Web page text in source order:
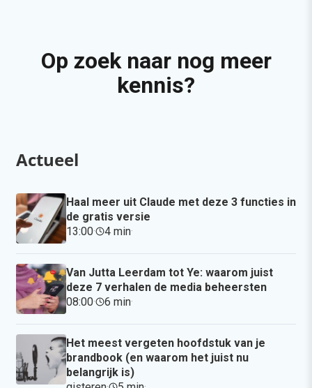
Op zoek naar nog meer
kennis?
Actueel
Haal meer uit Claude met deze 3 functies in
de gratis versie
13:00· 4 min·
Van Jutta Leerdam tot Ye: waarom juist
deze 7 verhalen de media beheersten
08:00· 6 min·
Het meest vergeten hoofdstuk van je
brandbook (en waarom het juist nu
belangrijk is)